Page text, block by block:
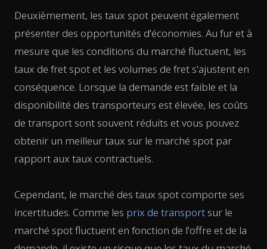
Deuxièmement, les taux spot peuvent également
présenter des opportunités d'économies. Au fur et à
mesure que les conditions du marché fluctuent, les
taux de fret spot et les volumes de fret s'ajustent en
conséquence. Lorsque la demande est faible et la
disponibilité des transporteurs est élevée, les coûts
de transport sont souvent réduits et vous pouvez
obtenir un meilleur taux sur le marché spot par
rapport aux taux contractuels.
Cependant, le marché des taux spot comporte ses
incertitudes. Comme les prix de transport sur le
marché spot fluctuent en fonction de l'offre et de la